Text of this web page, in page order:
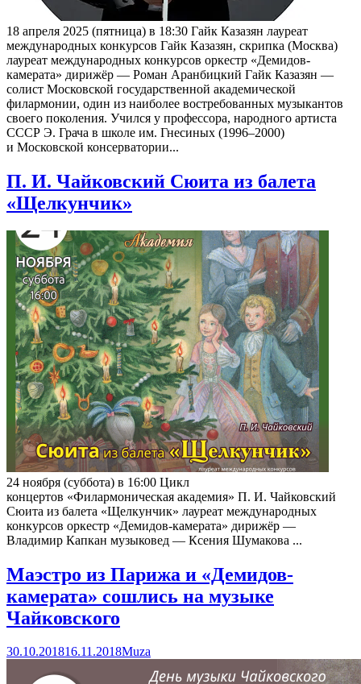
18 апреля 2025 (пятница) в 18:30 Гайк Казазян лауреат
международных конкурсов Гайк Казазян, скрипка (Москва)
лауреат международных конкурсов оркестр «Демидов-
камерата» дирижёр — Роман Аранбицкий Гайк Казазян —
солист Московской государственной академической
филармонии, один из наиболее востребованных музыкантов
своего поколения. Учился у профессора, народного артиста
СССР Э. Грача в школе им. Гнесиных (1996–2000)
и Московской консерватории...
П. И. Чайковский Сюита из балета
«Щелкунчик»
24 ноября (суббота) в 16:00 Цикл
концертов «Филармоническая академия» П. И. Чайковский
Сюита из балета «Щелкунчик» лауреат международных
конкурсов оркестр «Демидов-камерата» дирижёр —
Владимир Капкан музыковед — Ксения Шумакова ...
Маэстро из Парижа и «Демидов-
камерата» сошлись на музыке
Чайковского
30.10.201816.11.2018Muza